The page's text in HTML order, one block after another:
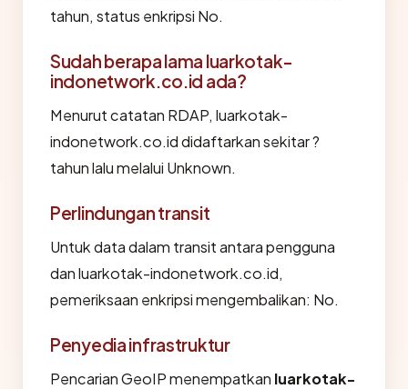
tahun, status enkripsi No.
Sudah berapa lama luarkotak-
indonetwork.co.id ada?
Menurut catatan RDAP, luarkotak-
indonetwork.co.id didaftarkan sekitar ?
tahun lalu melalui Unknown.
Perlindungan transit
Untuk data dalam transit antara pengguna
dan luarkotak-indonetwork.co.id,
pemeriksaan enkripsi mengembalikan: No.
Penyedia infrastruktur
Pencarian GeoIP menempatkan luarkotak-